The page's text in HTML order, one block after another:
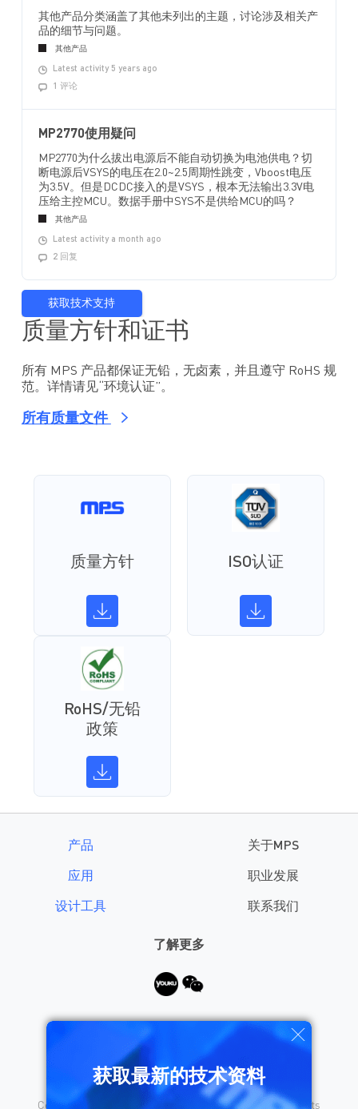
其他产品分类涵盖了其他未列出的主题，讨论涉及相关产
品的细节与问题。
其他产品
Latest activity 5 years ago
1 评论
MP2770使用疑问
MP2770为什么拔出电源后不能自动切换为电池供电？切
断电源后VSYS的电压在2.0~2.5周期性跳变，Vboost电压
为3.5V。但是DCDC接入的是VSYS，根本无法输出3.3V电
压给主控MCU。数据手册中SYS不是供给MCU的吗？
其他产品
Latest activity a month ago
2 回复
获取技术支持
质量方针和证书
所有 MPS 产品都保证无铅，无卤素，并且遵守 RoHS 规
范。详情请见“环境认证”。
所有质量文件
质量方针 ISO认证
RoHS/无铅
政策
产品
应用
设计工具
关于MPS
职业发展
联系我们
了解更多
需要帮助？
Copyright © 2026 Monolithic Power Systems, Inc. All rights
获取最新的技术资料